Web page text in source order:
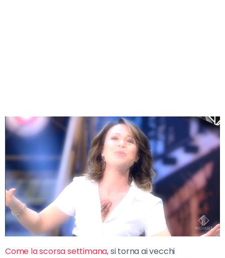
Come la scorsa settimana, si torna ai vecchi